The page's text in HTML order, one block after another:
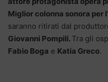
Miglior colonna sonora per
saranno ritirati dal
Giovanni Pompili. Tra gli
Fabio Boga e Katia Greco.